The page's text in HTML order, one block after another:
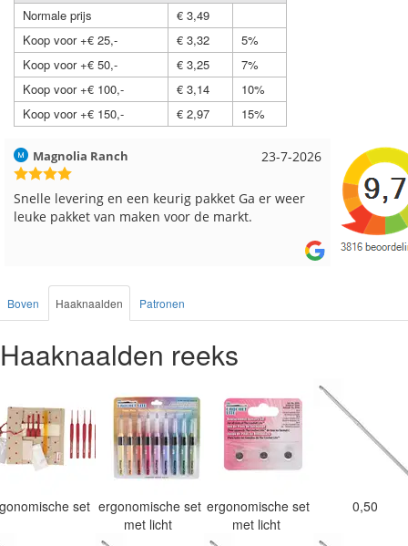
Normale prijs
€ 3,49
Koop voor +€ 25,-
€ 3,32
5%
Koop voor +€ 50,-
€ 3,25
7%
Koop voor +€ 100,-
€ 3,14
10%
Koop voor +€ 150,-
€ 2,97 15%
17-7-2026
Hilde uit Loyers
Reeds meerdere keren breigaren en breinaalden
besteld, altijd heel tevreden over de service.
Loes uit
Snelle
Boven Haaknaalden Patronen
Haaknaalden reeks
set ergonomische set
met licht
ergonomische set
met licht
0,50